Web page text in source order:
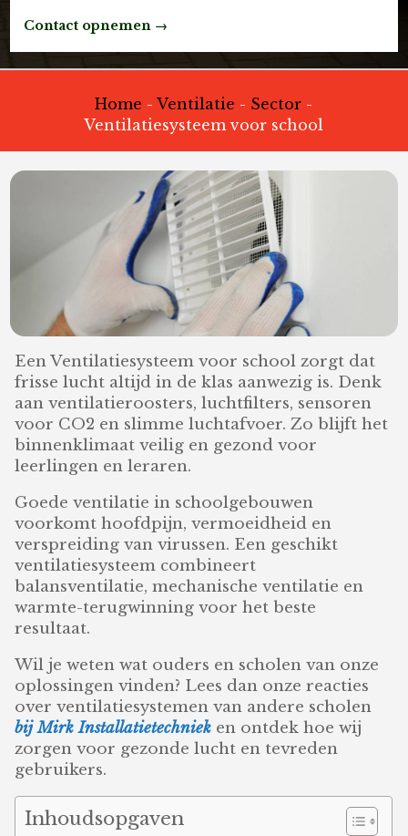
Contact opnemen →
Home -Ventilatie - Sector -
Ventilatiesysteem voor school
Een Ventilatiesysteem voor school zorgt dat
frisse lucht altijd in de klas aanwezig is. Denk
aan ventilatieroosters, luchtfilters, sensoren
voor CO2 en slimme luchtafvoer. Zo blijft het
binnenklimaat veilig en gezond voor
leerlingen en leraren.
Goede ventilatie in schoolgebouwen
voorkomt hoofdpijn, vermoeidheid en
verspreiding van virussen. Een geschikt
ventilatiesysteem combineert
balansventilatie, mechanische ventilatie en
warmte-terugwinning voor het beste
resultaat.
Wil je weten wat ouders en scholen van onze
oplossingen vinden? Lees dan onze reacties
over ventilatiesystemen van andere scholen
bij Mirk Installatietechniek en ontdek hoe wij
zorgen voor gezonde lucht en tevreden
gebruikers.
Inhoudsopgaven